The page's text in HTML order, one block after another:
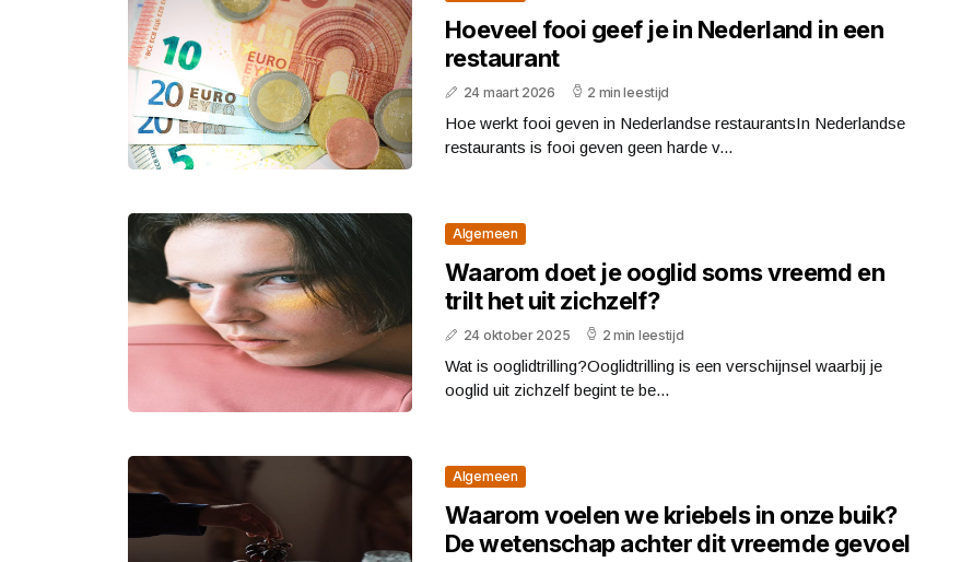
Hoeveel fooi geef je in Nederland in een
restaurant
24 maart 2026 2 min leestijd
Hoe werkt fooi geven in Nederlandse restaurantsIn Nederlandse
restaurants is fooi geven geen harde v...
Algemeen
Waarom doet je ooglid soms vreemd en
trilt het uit zichzelf?
24 oktober 2025 2 min leestijd
Wat is ooglidtrilling?Ooglidtrilling is een verschijnsel waarbij je
ooglid uit zichzelf begint te be...
Algemeen
Waarom voelen we kriebels in onze buik?
De wetenschap achter dit vreemde gevoel